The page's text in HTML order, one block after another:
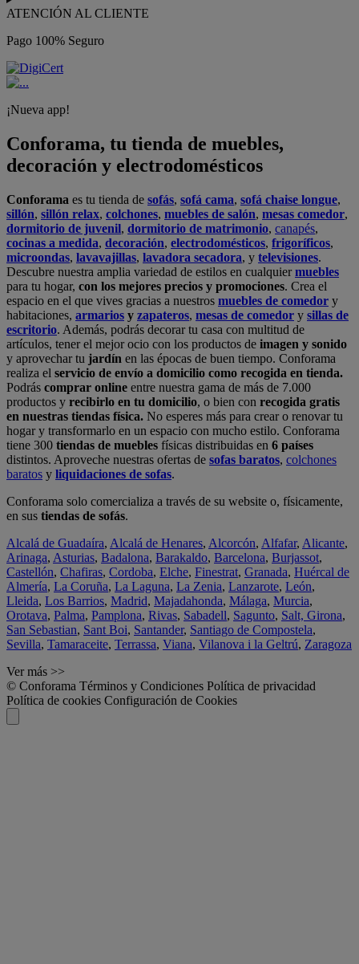
ATENCIÓN AL CLIENTE
Pago 100% Seguro
¡Nueva app!
Conforama, tu tienda de muebles,
decoración y electrodomésticos
Conforama es tu tienda de sofás, sofá cama, sofá chaise longue,
sillón, sillón relax, colchones, muebles de salón, mesas comedor,
dormitorio de juvenil, dormitorio de matrimonio, canapés,
cocinas a medida, decoración, electrodomésticos, frigoríficos,
microondas, lavavajillas, lavadora secadora, y televisiones.
Descubre nuestra amplia variedad de estilos en cualquiermuebles
para tu hogar, con los mejores precios y promociones. Crea el
espacio en el que vives gracias a nuestros muebles de comedor y
habitaciones, armarios y zapateros, mesas de comedor y sillas de
escritorio. Además, podrás decorar tu casa con multitud de
artículos, tener el mejor ocio con los productos de imagen y sonido
y aprovechar tu jardín en las épocas de buen tiempo. Conforama
realiza el servicio de envío a domicilio como recogida en tienda.
Podrás comprar online entre nuestra gama de más de 7.000
productos y recibirlo en tu domicilio, o bien con recogida gratis
en nuestras tiendas física. No esperes más para crear o renovar tu
hogar y transformarlo en un espacio con mucho estilo. Conforama
tiene 300 tiendas de muebles físicas distribuidas en 6 países
distintos. Aproveche nuestras ofertas de sofas baratos, colchones
baratos y liquidaciones de sofas.
Conforama solo comercializa a través de su website o, físicamente,
en sus tiendas de sofás.
Alcalá de Guadaíra, Alcalá de Henares, Alcorcón, Alfafar, Alicante,
Arinaga, Asturias, Badalona, Barakaldo, Barcelona, Burjassot,
Castellón, Chafiras, Cordoba, Elche, Finestrat, Granada, Huércal de
Almería, La Coruña, La Laguna, La Zenia, Lanzarote, León,
Lleida, Los Barrios, Madrid, Majadahonda, Málaga, Murcia,
Orotava, Palma, Pamplona, Rivas, Sabadell, Sagunto, Salt, Girona,
San Sebastian, Sant Boi, Santander, Santiago de Compostela,
Sevilla, Tamaraceite, Terrassa, Viana, Vilanova i la Geltrú, Zaragoza
Ver más >>
© Conforama Términos y Condiciones Política de privacidad
Política de cookies Configuración de Cookies